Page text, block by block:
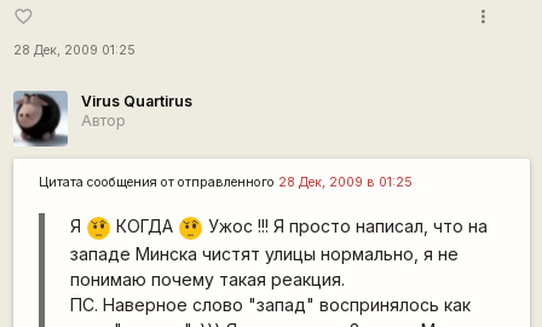
favorite_border
28 Дек, 2009 01:25
more_vert
Virus Quartirus
Автор
Цитата сообщения от отправленного 28 Дек, 2009 в 01:25
Я ??? КОГДА ??? Ужос !!! Я просто написал, что на
западе Минска чистят улицы нормально, я не
понимаю почему такая реакция.
ПС. Наверное слово "запад" воспринялось как